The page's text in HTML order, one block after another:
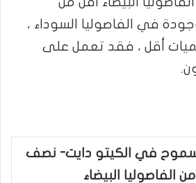
في الفاصوليا السوداء ،
أقل ، فقد تعمل على
في الكيتو دايت- نصف
الفاصوليا البيضاء